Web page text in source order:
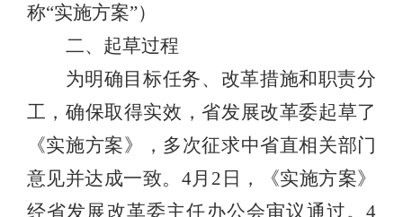
称“实施方案”）
二、 起草过程
为明确目标任务、改革措施和职责分
工，确保取得实效 ，省发展改革委起草了
《实施方案》
， 多次征求中省直相关部门
意见并达成一致。 4月 2 日，
《实施方案》
经省发展改革委主任办公会审议通过。4